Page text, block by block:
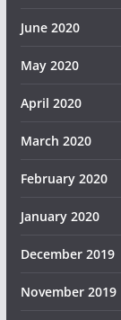
June 2020
May 2020
April 2020
March 2020
February 2020
January 2020
December 2019
November 2019